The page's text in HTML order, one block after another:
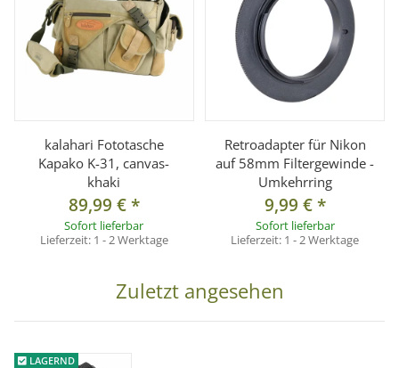
kalahari Fototasche
Kapako K-31, canvas-
khaki
89,99 €*
Sofort lieferbar
Lieferzeit: 1 - 2 Werktage
Retroadapter für Nikon
auf 58mm Filtergewinde -
Umkehrring
9,99 €*
Sofort lieferbar
Lieferzeit: 1 - 2 Werktage
Zuletzt angesehen
LAGERND